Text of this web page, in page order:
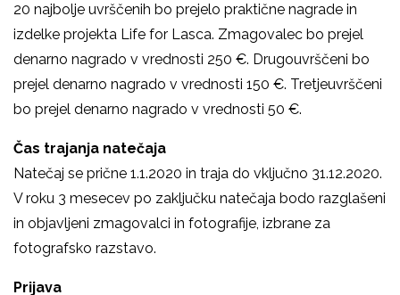
20 najbolje uvrščenih bo prejelo praktične nagrade in
izdelke projekta Life for Lasca. Zmagovalec bo prejel
denarno nagrado v vrednosti 250 €. Drugouvrščeni bo
prejel denarno nagrado v vrednosti 150 €. Tretjeuvrščeni
bo prejel denarno nagrado v vrednosti 50 €.
Čas trajanja natečaja
Natečaj se prične 1.1.2020 in traja do vključno 31.12.2020.
V roku 3 mesecev po zaključku natečaja bodo razglašeni
in objavljeni zmagovalci in fotografije, izbrane za
fotografsko razstavo.
Prijava